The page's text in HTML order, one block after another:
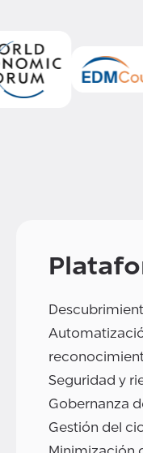
Seguridad y
Gobernanza
Gestión del